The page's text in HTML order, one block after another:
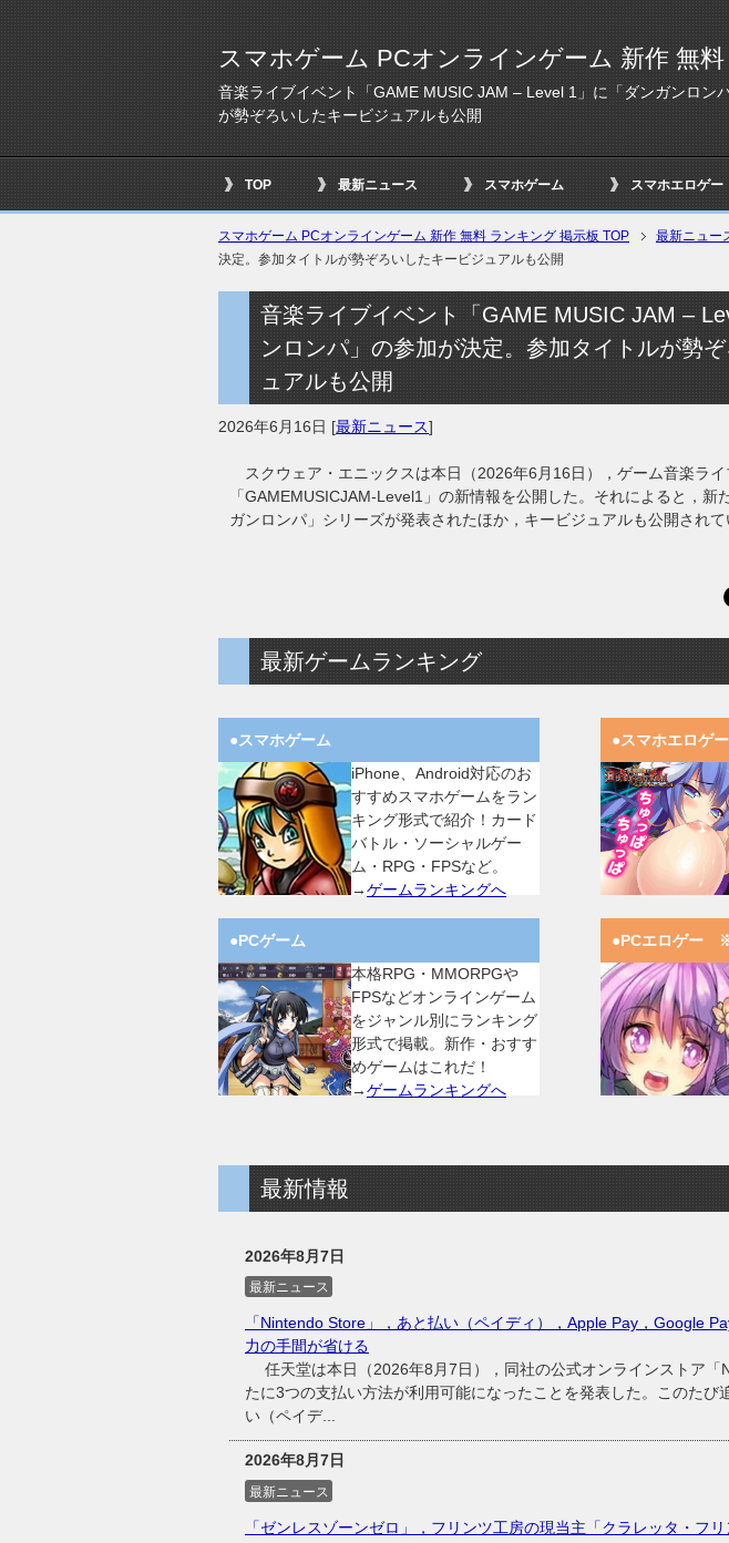
スマホゲーム PCオンラインゲーム 新作 無
音楽ライブイベント「GAME MUSIC JAM – Level 1」に「ダンガンロン
が勢ぞろいしたキービジュアルも公開
TOP 最新ニュース スマホゲーム スマホエロゲ
スマホゲーム PCオンラインゲーム 新作 無料 ランキング 掲示板 TOP 最新ニュー
決定。参加タイトルが勢ぞろいしたキービジュアルも公開
音楽ライブイベント「GAME MUSIC JAM –
ンロンパ」の参加が決定。参加タイトルが勢
ュアルも公開
2026年6月16日 [最新ニュース]
スクウェア・エニックスは本日（2026年6月16日），ゲーム音楽ライ
「GAMEMUSICJAM-Level1」の新情報を公開した。それによると，新
ガンロンパ」シリーズが発表されたほか，キービジュアルも公開されて
最新ゲームランキング
●スマホゲーム
iPhone、Android対応のお
すすめスマホゲームをラン
キング形式で紹介！カード
バトル・ソーシャルゲー
ム・RPG・FPSなど。
→ゲームランキングへ
●スマホエロ
●PCゲーム
本格RPG・MMORPGや
FPSなどオンラインゲーム
をジャンル別にランキング
形式で掲載。新作・おすす
めゲームはこれだ！
→ゲームランキングへ
●PCエロゲー
最新情報
2026年8月7日
最新ニュース
「Nintendo Store」，あと払い（ペイディ），Apple Pay，Google
力の手間が省ける
任天堂は本日（2026年8月7日），同社の公式オンラインストア「
たに3つの支払い方法が利用可能になったことを発表した。このたび
い（ペイデ...
2026年8月7日
最新ニュース
「ゼンレスゾーンゼロ」，フリンツ工房の現当主「クラレッタ・フ